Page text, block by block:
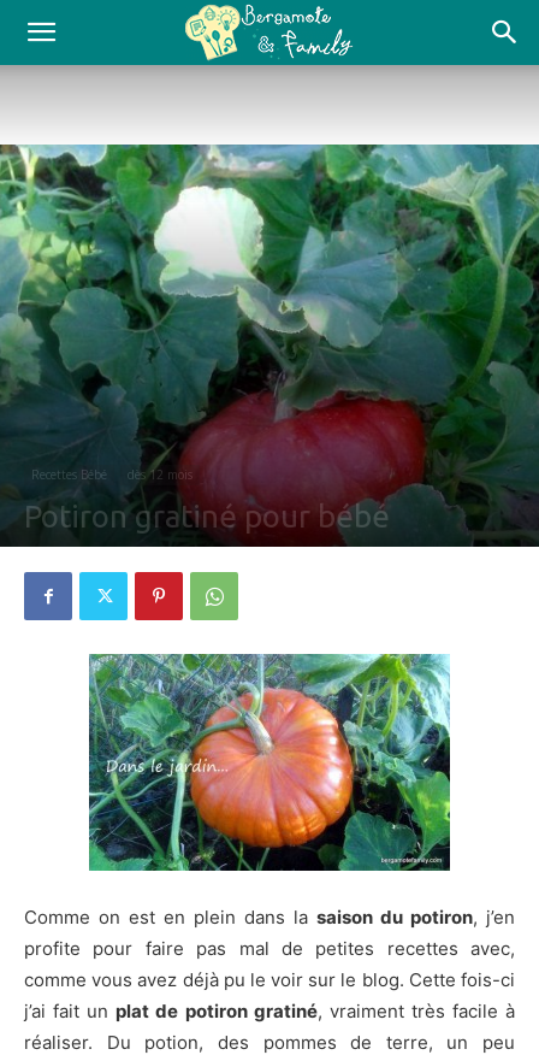
Recettes Bébé dès 12 mois
Potiron gratiné pour bébé
Comme on est en plein dans la saison du potiron, j’en
profite pour faire pas mal de petites recettes avec,
comme vous avez déjà pu le voir sur le blog. Cette fois-ci
j’ai fait un plat de potiron gratiné, vraiment très facile à
réaliser. Du potion, des pommes de terre, un peu